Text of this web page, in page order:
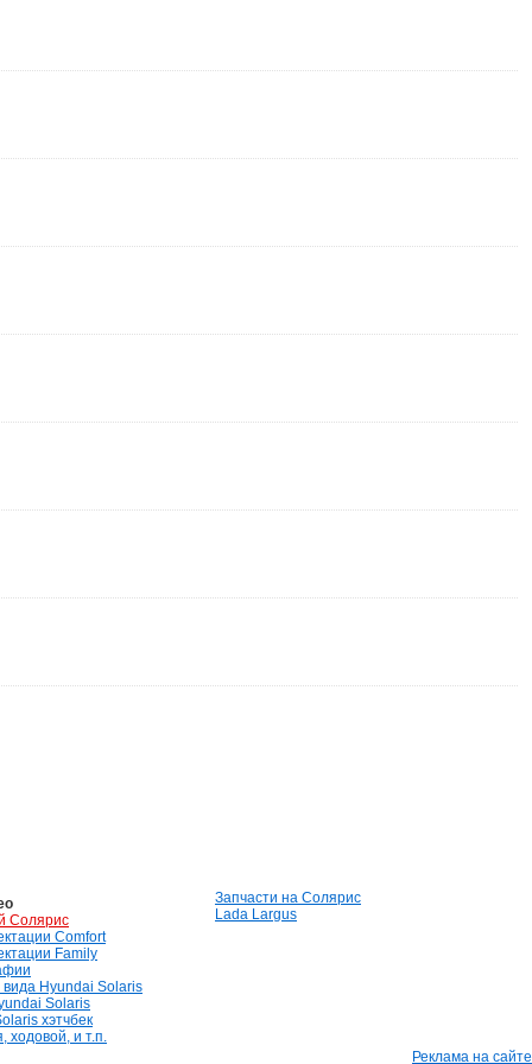
Солярис
Comfort
Family
Hyundai Solaris
Solaris
хэтчбек
ходовой, и т.п.
Запчасти на Солярис
Lada Largus
Реклама на сайте